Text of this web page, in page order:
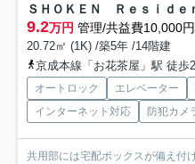
ＳＨＯＫＥＮ Ｒｅｓｉｄｅ
9.2万円 管理/共益費10,000円
20.72㎡ (1K) /築5年 /14階建
京成本線「お花茶屋」駅 徒歩
オートロック エレベーター
インターネット対応
防犯カメ
共用部には宅配ボックスが備え付